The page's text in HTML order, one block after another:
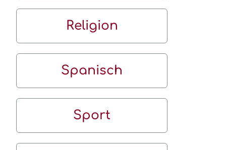
Religion
Spanisch
Sport